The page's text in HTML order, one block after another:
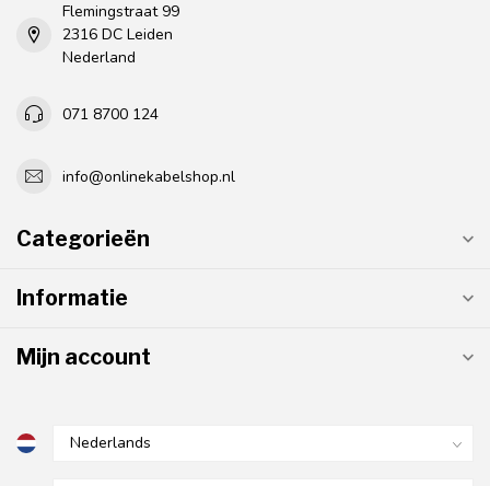
Flemingstraat 99
2316 DC Leiden
Nederland
071 8700 124
info@onlinekabelshop.nl
Categorieën
Informatie
Mijn account